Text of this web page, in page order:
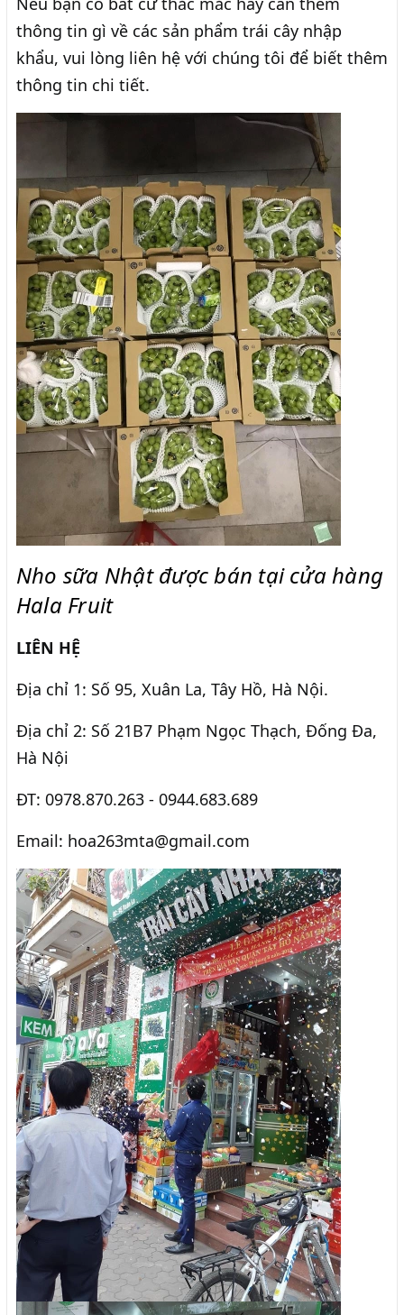
thông tin gì về các sản phẩm trái cây nhập
khẩu, vui lòng liên hệ với chúng tôi để biết thêm
thông tin chi tiết.
Nho sữa Nhật được bán tại cửa hàng
Hala Fruit
LIÊN HỆ
Địa chỉ 1: Số 95, Xuân La, Tây Hồ, Hà Nội.
Địa chỉ 2: Số 21B7 Phạm Ngọc Thạch, Đống Đa,
Hà Nội
ĐT: 0978.870.263 - 0944.683.689
Email: hoa263mta@gmail.com